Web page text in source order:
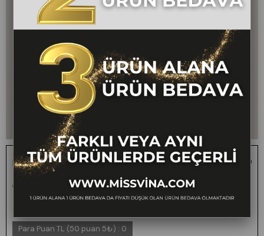
Beli Lastikli Çizgili Kısa Gömlek 70069
₺2.200,00 ₺1.099,00 50
1 ALANA 1 BEDAVA -
FARKLI VEYA AYNI
TÜM ÜRÜNLERDE
Para Puan TL (50 puan 5₺) : 0